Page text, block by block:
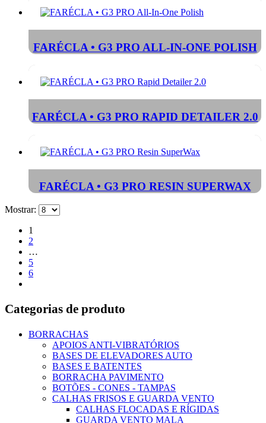
FARÉCLA • G3 PRO ALL-IN-ONE POLISH
FARÉCLA • G3 PRO RAPID DETAILER 2.0
FARÉCLA • G3 PRO RESIN SUPERWAX
Mostrar:
1
2
…
5
6
Categorias de produto
BORRACHAS
APOIOS ANTI-VIBRATÓRIOS
BASES DE ELEVADORES AUTO
BASES E BATENTES
BORRACHA PAVIMENTO
BOTÕES - CONES - TAMPAS
CALHAS FRISOS E GUARDA VENTO
CALHAS FLOCADAS E RÍGIDAS
GUARDA VENTO MALA